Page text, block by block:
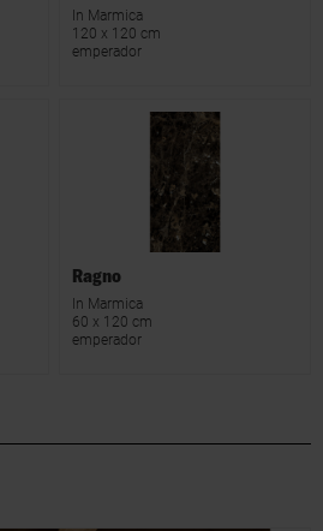
In Marmica
120 x 120 cm
emperador
Ragno
In Marmica
60 x 120 cm
emperador